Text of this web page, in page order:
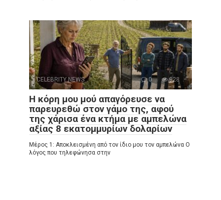
CELEBRITY NEWS 0 928
Η κόρη μου μού απαγόρευσε να
παρευρεθώ στον γάμο της, αφού
της χάρισα ένα κτήμα με αμπελώνα
αξίας 8 εκατομμυρίων δολαρίων
Μέρος 1: Αποκλεισμένη από τον ίδιο μου τον αμπελώνα Ο
λόγος που τηλεφώνησα στην